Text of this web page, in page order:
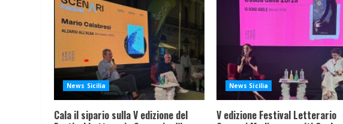
News Sicilia
Cala il sipario sulla V edizione del
News Sicilia
V edizione Festival Letterario